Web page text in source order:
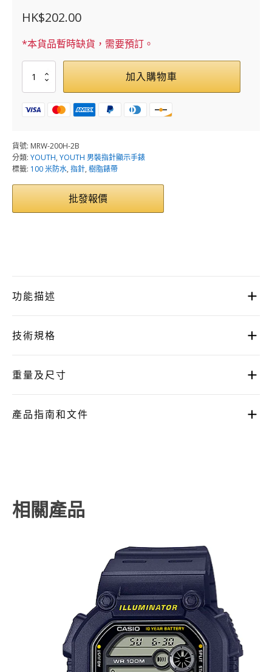
HK$202.00
*本貨品暫時缺貨，需要預訂。
200H-
2B
數
加入購物車
貨號: MRW-200H-2B
分類: YOUTH, YOUTH 男裝指針顯示手錶
標籤: 100 米防水, 指針, 樹脂錶帶
批發報價
功能描述
技術規格
重量及尺寸
產品指南和文件
相關產品